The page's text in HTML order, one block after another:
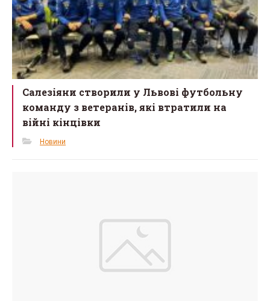
Салезіяни створили у Львові футбольну
команду з ветеранів, які втратили на
війні кінцівки
Новини